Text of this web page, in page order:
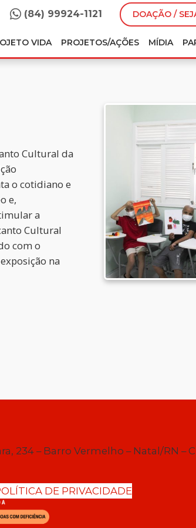
(84) 99924-1121
DOAÇÃO /
VIDA PROJETOS/AÇÕES MÍDIA
Cultural da
o cotidiano e
e,
a
Cultural
com o
na
234 – Barro Vermelho – Natal/RN –
DE PRIVACIDADE